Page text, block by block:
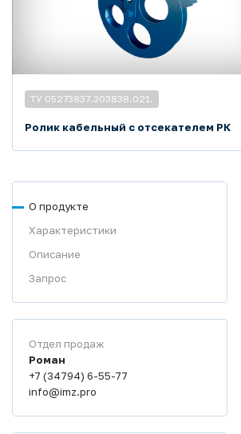
ТУ 05273837.303838.021.
Ролик кабельный с отсекателем РК
О продукте
Характеристики
Описание
Запрос
Отдел продаж
Роман
+7 (34794) 6-55-77
info@imz.pro